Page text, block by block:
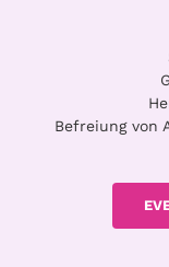
Befreiung von